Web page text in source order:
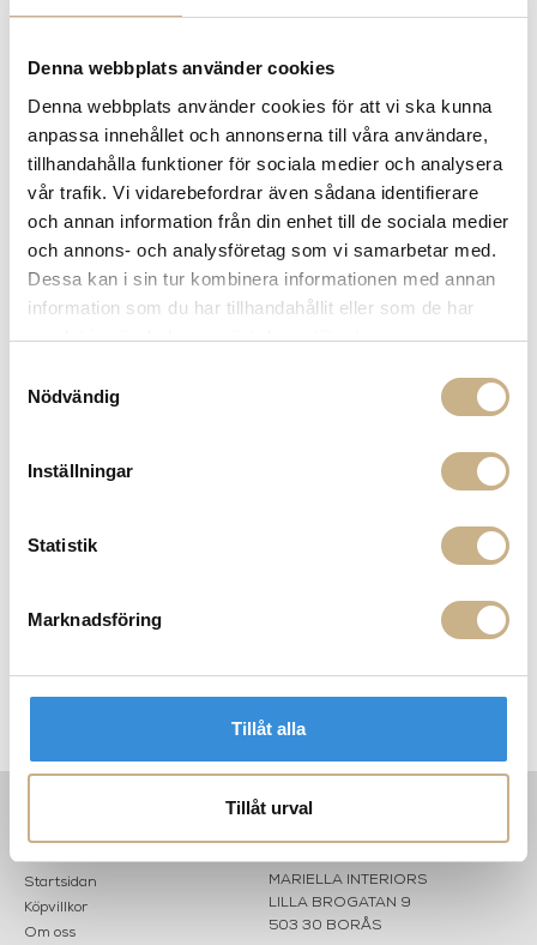
Denna webbplats använder cookies
Denna webbplats använder cookies för att vi ska kunna
anpassa innehållet och annonserna till våra användare,
tillhandahålla funktioner för sociala medier och analysera
vår trafik. Vi vidarebefordrar även sådana identifierare
och annan information från din enhet till de sociala medier
och annons- och analysföretag som vi samarbetar med.
Dessa kan i sin tur kombinera informationen med annan
information som du har tillhandahållit eller som de har
samlat in när du har använt deras tjänster.
Nödvändig
Inställningar
Statistik
Marknadsföring
Tillåt alla
Tillåt urval
nyhetsbrev
900:- i frakt vid köp av större möbler
Hämta i butik
FRÅGA OSS OM PRODUKTEN
BESKRIVNING
PRODUKTVARIANTER